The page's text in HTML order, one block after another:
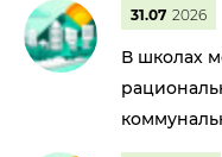
31.07 2026
В школах